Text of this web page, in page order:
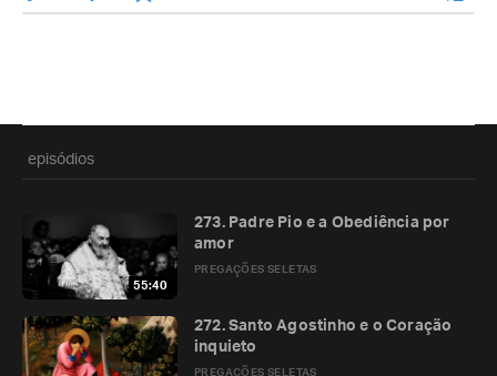
episódios
55:40
PREGAÇÕES SELETAS
273. Padre Pio e a Obediência por
amor
PREGAÇÕES SELETAS
272. Santo Agostinho e o Coração
inquieto